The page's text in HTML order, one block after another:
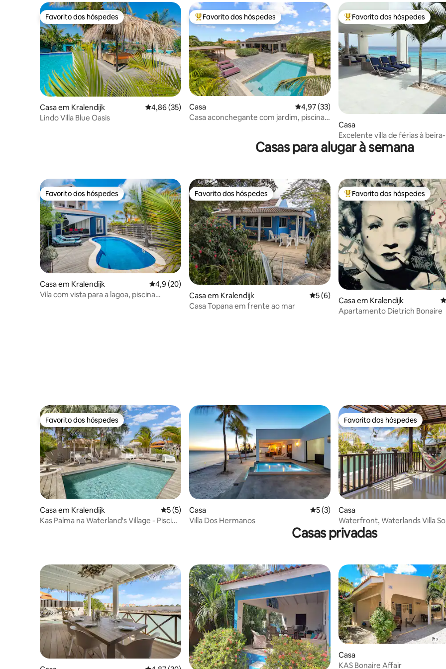
Favorito dos hóspedes
Favorito dos hóspedes
Casa em Kralendijk Classificação média de 4,86 em 5 estrelas, 35avaliações
4,86 (35)
Lindo Villa Blue Oasis
Favoritos dos hóspedes mais apreciados
Favorito dos hóspedes
Casa Classificação média de 4,97 em 5 estrelas,
4,97 (33)
Casa aconchegante com jardim, piscina e
Favoritos dos hóspedes mais
Favorito dos hóspedes
Casa
Excelente villa de férias à
Bonaire
Casas para alugar à semana
Favorito dos hóspedes
Favorito dos hóspedes
Casa em Kralendijk Classificação média de 4,9 em 5 estrelas, 20avaliações
4,9 (20)
Vila com vista para a lagoa, piscina
Favorito dos hóspedes
Favorito dos hóspedes
Casa em Kralendijk Classificação média de 5 em 5 estrelas,
5 (6)
Casa Topana em frente ao mar
Favoritos dos hóspedes mais
Favorito dos hóspedes
Casa em Kralendijk
Apartamento Dietrich Bonaire
Favorito dos hóspedes
Favorito dos hóspedes
Casa em Kralendijk Classificação média de 5 em 5 estrelas, 5avaliações
5 (5)
Kas Palma na Waterland's Village - Piscina
Casa Classificação média de 5 em 5 estrelas,
5 (3)
Villa Dos Hermanos
Favorito dos hóspedes
Favorito dos hóspedes
Casa
Waterfront, Waterlands Villa
Kralendijk
Casas privadas
Casa
KAS Bonaire Affair